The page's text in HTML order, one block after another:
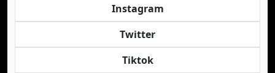
Instagram
Twitter
Tiktok